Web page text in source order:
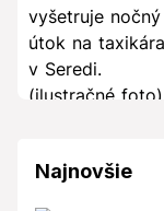
Najnovšie